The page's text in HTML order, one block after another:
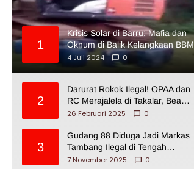
1
Krisis Solar di Barru: Mafia dan
Oknum di Balik Kelangkaan BBM
4 Juli 2024
0
2
Darurat Rokok Ilegal! OPAA dan
RC Merajalela di Takalar, Bea
Cukai Impoten
26 Februari 2025 0
3
Gudang 88 Diduga Jadi Markas
Tambang Ilegal di Tengah
Permukiman Warga Makassar
7 November 2025 0